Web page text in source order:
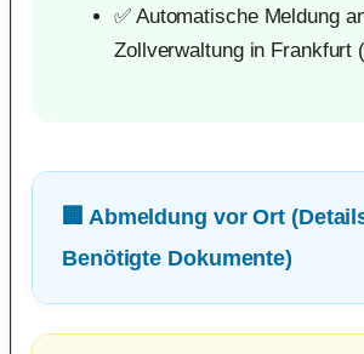
✅ Automatische Meldung
Zollverwaltung in Frankfurt
🏢 Abmeldung vor Ort
Benötigte Dokumente)